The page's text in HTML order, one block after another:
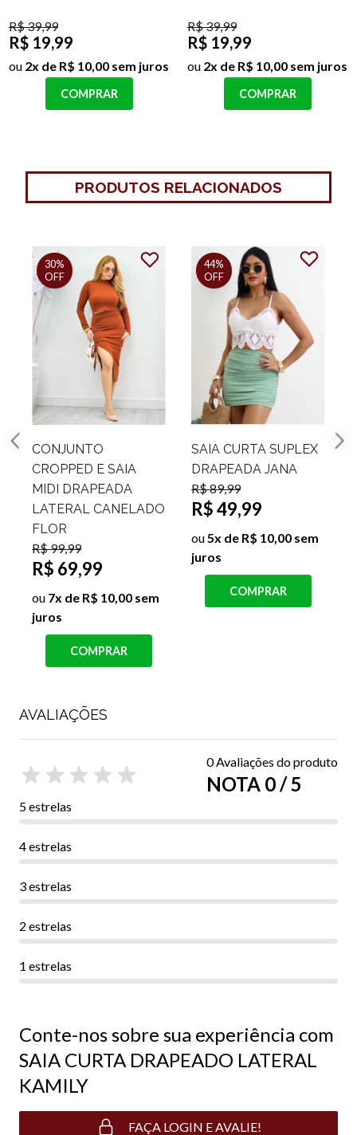
R$ 39,99
R$ 19,99
ou 2x de R$ 10,00 sem juros
COMPRAR
R$ 39,99
R$ 19,99
ou 2x de R$ 10,00 sem juros
COMPRAR
PRODUTOS RELACIONADOS
CONJUNTO
CROPPED E SAIA
MIDI DRAPEADA
LATERAL CANELADO
FLOR
R$ 99,99
R$ 69,99
ou 7x de R$ 10,00 sem
juros
30%
OFF
COMPRAR
SAIA CURTA SUPLEX
DRAPEADA JANA
R$ 89,99
R$ 49,99
ou 5x de R$ 10,00 sem
juros
44%
OFF
COMPRAR
AVALIAÇÕES
0 Avaliações do produto
NOTA 0 / 5
5 estrelas
4 estrelas
3 estrelas
2 estrelas
1 estrelas
Conte-nos sobre sua experiência com
SAIA CURTA DRAPEADO LATERAL
KAMILY
FAÇA LOGIN E AVALIE!